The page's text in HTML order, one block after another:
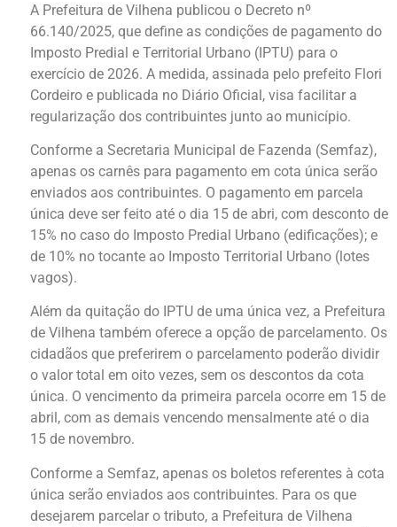
A Prefeitura de Vilhena publicou o Decreto nº
66.140/2025, que define as condições de pagamento do
Imposto Predial e Territorial Urbano (IPTU) para o
exercício de 2026. A medida, assinada pelo prefeito Flori
Cordeiro e publicada no Diário Oficial, visa facilitar a
regularização dos contribuintes junto ao município.
Conforme a Secretaria Municipal de Fazenda (Semfaz),
apenas os carnês para pagamento em cota única serão
enviados aos contribuintes. O pagamento em parcela
única deve ser feito até o dia 15 de abri, com desconto de
15% no caso do Imposto Predial Urbano (edificações); e
de 10% no tocante ao Imposto Territorial Urbano (lotes
vagos).
Além da quitação do IPTU de uma única vez, a Prefeitura
de Vilhena também oferece a opção de parcelamento. Os
cidadãos que preferirem o parcelamento poderão dividir
o valor total em oito vezes, sem os descontos da cota
única. O vencimento da primeira parcela ocorre em 15 de
abril, com as demais vencendo mensalmente até o dia
15 de novembro.
Conforme a Semfaz, apenas os boletos referentes à cota
única serão enviados aos contribuintes. Para os que
desejarem parcelar o tributo, a Prefeitura de Vilhena